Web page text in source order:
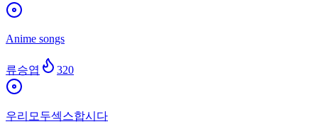
Anime songs
류승엽 320
우리모두섹스합시다